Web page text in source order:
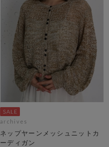
archives
ネップヤーンメッシュニットカ
ーディガン